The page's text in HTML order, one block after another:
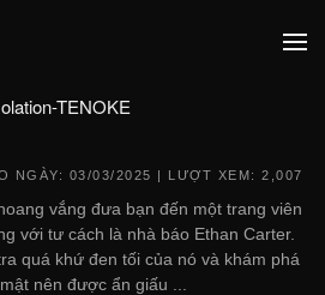
TENOKE
NGÀY: 03/03/2025 | LƯỢT XEM: 2,007
vắng đưa bạn đến một trang viên
với tư cách là nhà báo Ethan Carter.
quá khứ đen tối của nó và khám phá
nên được ẩn giấu ...